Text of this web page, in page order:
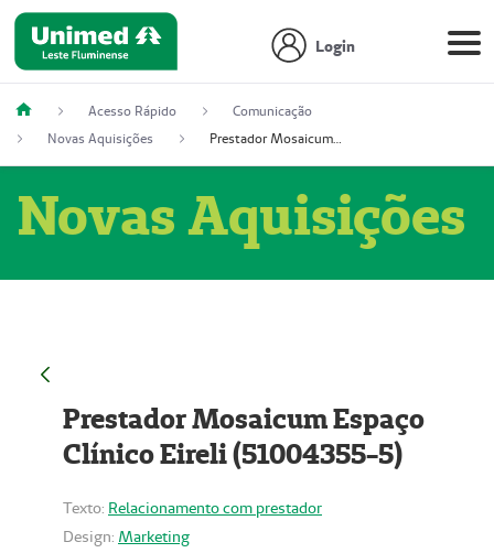
Login
Acesso Rápido
Comunicação
Novas Aquisições
Prestador Mosaicum Espaço Clínico Eireli (51004355-5)
Novas Aquisições
Prestador Mosaicum Espaço
Clínico Eireli (51004355-5)
Texto: Relacionamento com prestador
Design: Marketing